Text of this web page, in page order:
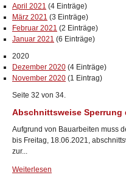
April 2021 (4 Einträge)
März 2021 (3 Einträge)
Februar 2021 (2 Einträge)
Januar 2021 (6 Einträge)
2020
Dezember 2020 (4 Einträge)
November 2020 (1 Eintrag)
Seite 32 von 34.
Abschnittsweise Sperrung
Aufgrund von Bauarbeiten muss
bis Freitag, 18.06.2021,
zur...
Weiterlesen